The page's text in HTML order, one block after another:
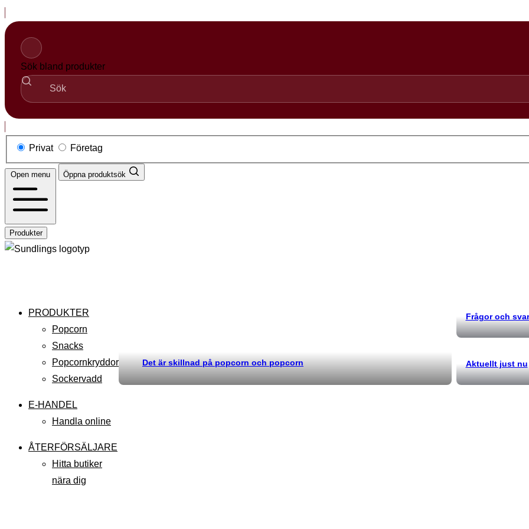
till
innehåll
Sök bland produkter
Privat Företag
Open menu Öppna produktsök
Produkter
PRODUKTER
Popcorn
Snacks
Popcornkryddor
Sockervadd
E-HANDEL
Handla online
ÅTERFÖRSÄLJARE
Hitta butiker
nära dig
Det är skillnad på popcorn och popcorn
Frågor och svar
Aktuellt just nu